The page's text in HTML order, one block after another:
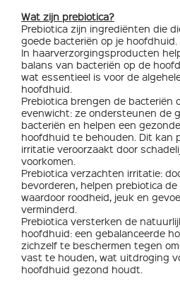
Wat zijn prebiotica?
Prebiotica zijn ingrediënten die
goede bacteriën op je hoofdhuid.
In haarverzorgingsproducten
balans van bacteriën op de
wat essentieel is voor de
hoofdhuid.
Prebiotica brengen de bacteriën
evenwicht: ze ondersteunen de
bacteriën en helpen een
hoofdhuid te behouden. Dit kan
irritatie veroorzaakt door
voorkomen.
Prebiotica verzachten irritatie:
bevorderen, helpen prebiotica
waardoor roodheid, jeuk en
verminderd.
Prebiotica versterken de
hoofdhuid: een gebalanceerde
zichzelf te beschermen tegen
vast te houden, wat uitdroging
hoofdhuid gezond houdt.